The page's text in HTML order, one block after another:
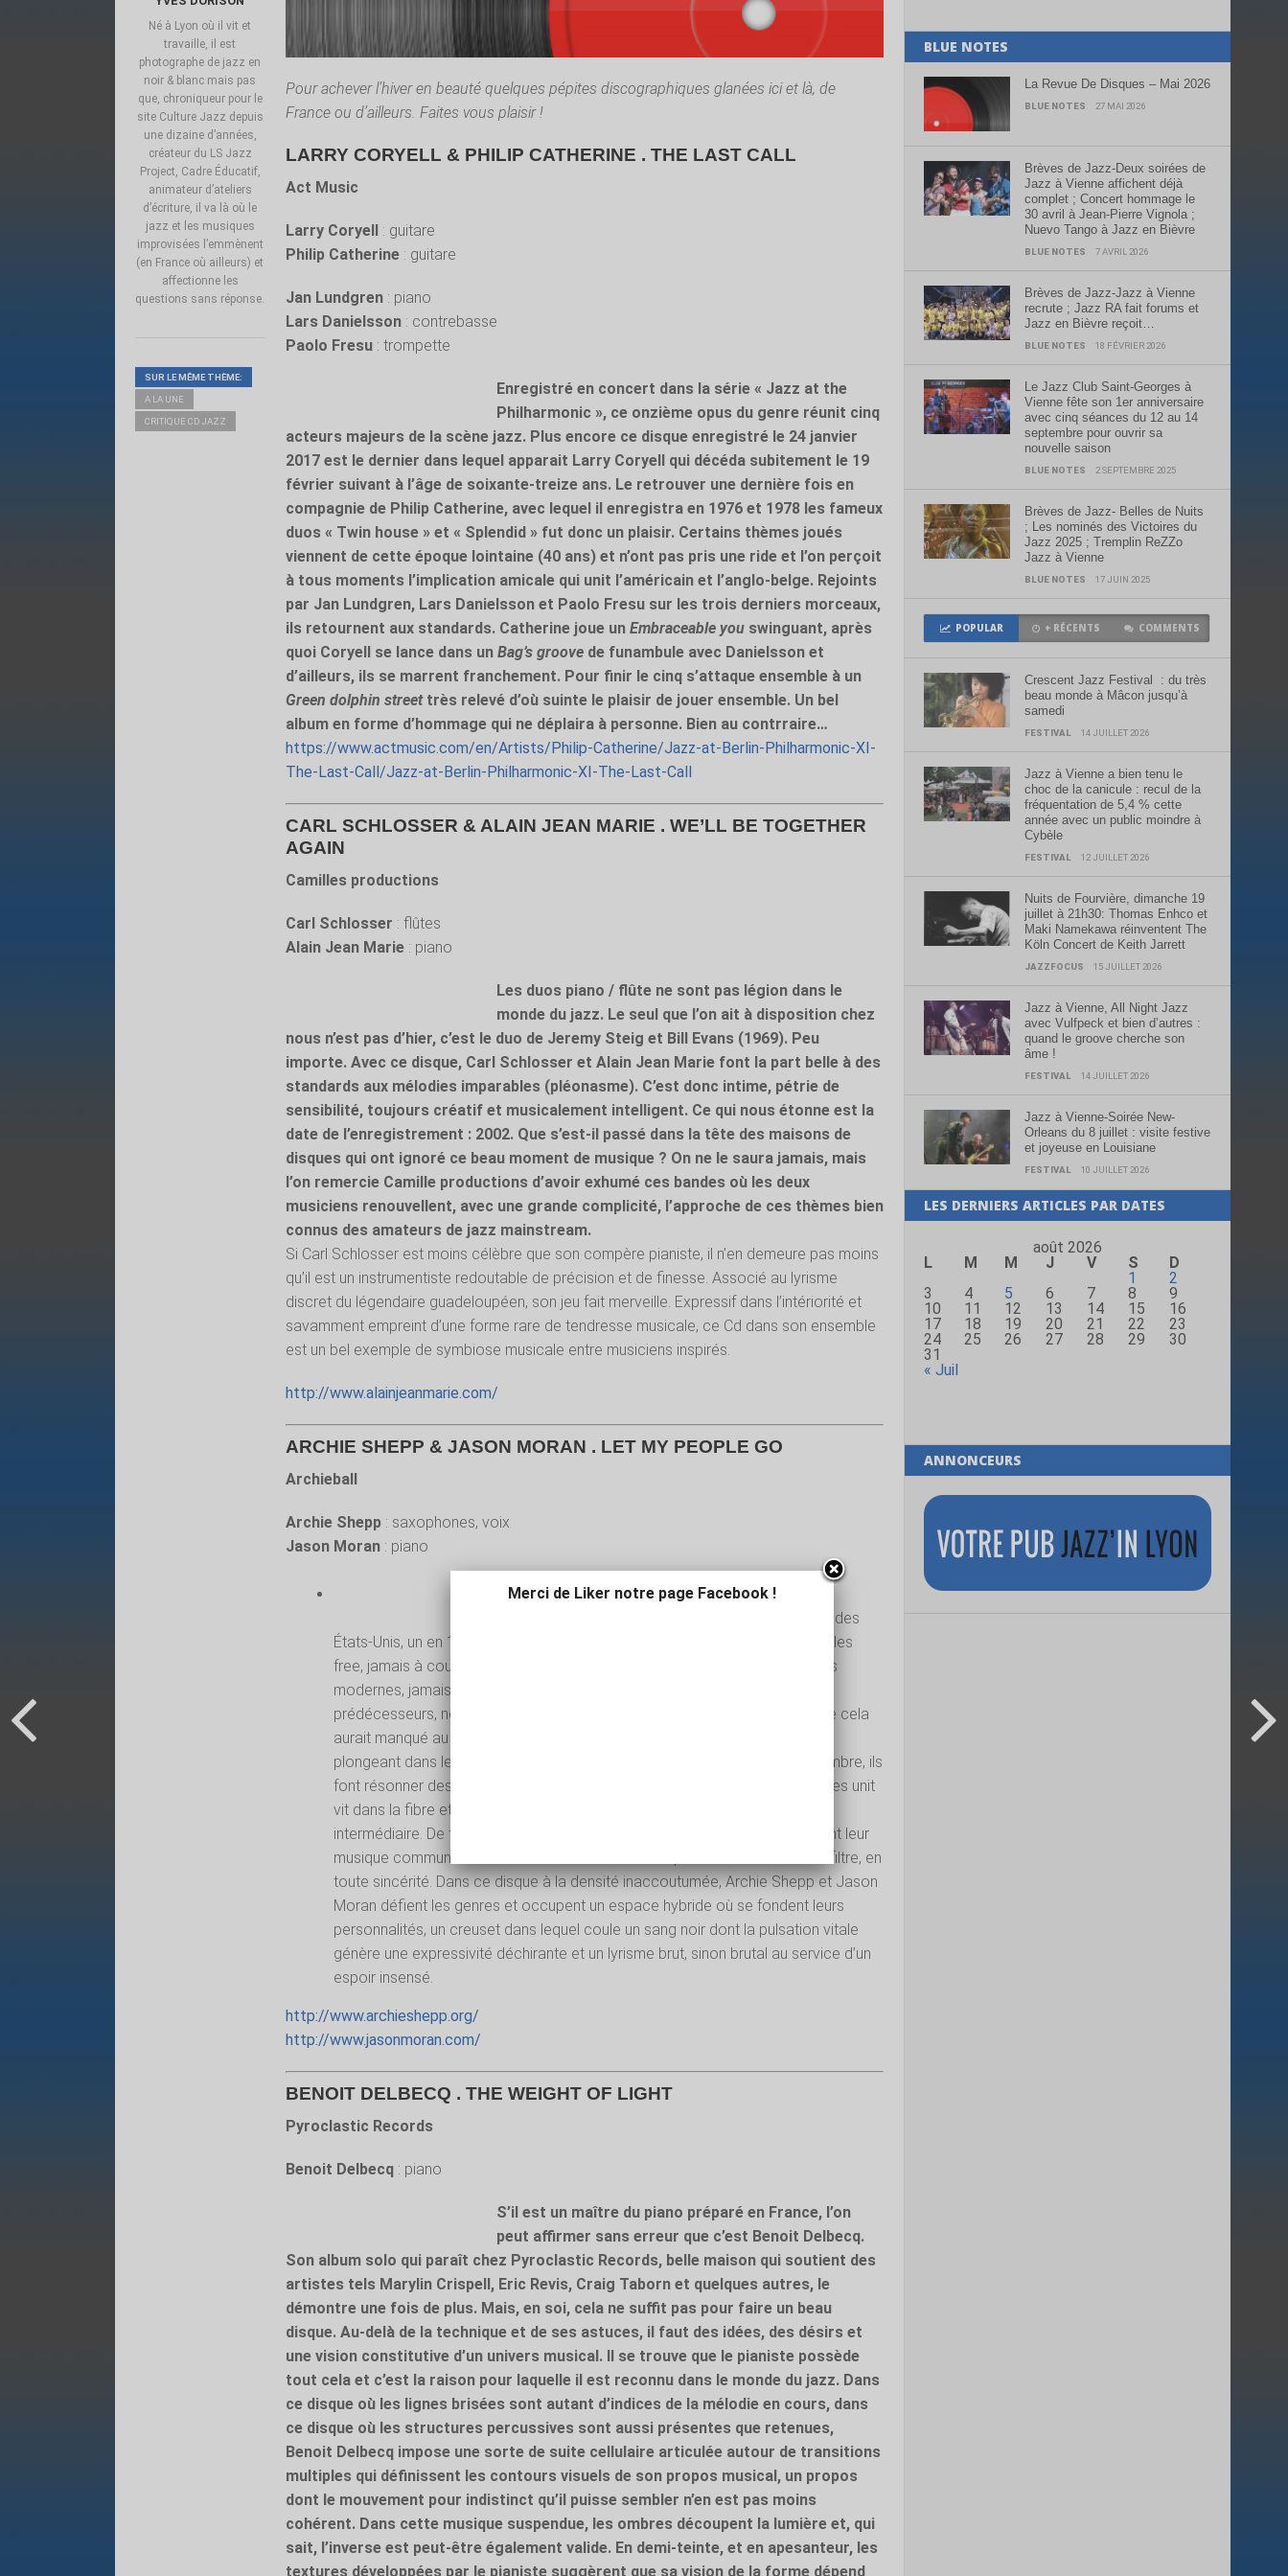
Pour achever l’hiver en beauté quelques pépites discographiques glanées ici et là, de
France ou d’ailleurs. Faites vous plaisir !
LARRY CORYELL & PHILIP CATHERINE . THE LAST CALL
Act Music
Larry Coryell : guitare
Philip Catherine : guitare
Jan Lundgren : piano
Lars Danielsson : contrebasse
Paolo Fresu : trompette
Enregistré en concert dans la série « Jazz at the
Philharmonic », ce onzième opus du genre réunit cinq
acteurs majeurs de la scène jazz. Plus encore ce disque enregistré le 24 janvier
2017 est le dernier dans lequel apparait Larry Coryell qui décéda subitement le 19
février suivant à l’âge de soixante-treize ans. Le retrouver une dernière fois en
compagnie de Philip Catherine, avec lequel il enregistra en 1976 et 1978 les fameux
duos « Twin house » et « Splendid » fut donc un plaisir. Certains thèmes joués
viennent de cette époque lointaine (40 ans) et n’ont pas pris une ride et l’on perçoit
à tous moments l’implication amicale qui unit l’américain et l’anglo-belge. Rejoints
par Jan Lundgren, Lars Danielsson et Paolo Fresu sur les trois derniers morceaux,
ils retournent aux standards. Catherine joue unEmbraceable you swinguant, après
quoi Coryell se lance dans unBag’s groove de funambule avec Danielsson et
d’ailleurs, ils se marrent franchement. Pour finir le cinq s’attaque ensemble à un
Green dolphin streettrès relevé d’où suinte le plaisir de jouer ensemble. Un bel
album en forme d’hommage qui ne déplaira à personne. Bien au contrraire…
https://www.actmusic.com/en/Artists/Philip-Catherine/Jazz-at-Berlin-Philharmonic-XI-
The-Last-Call/Jazz-at-Berlin-Philharmonic-XI-The-Last-Call
CARL SCHLOSSER & ALAIN JEAN MARIE . WE’LL BE TOGETHER
AGAIN
Camilles productions
Carl Schlosser : flûtes
Alain Jean Marie : piano
Les duos piano / flûte ne sont pas légion dans le
monde du jazz. Le seul que l’on ait à disposition chez
nous n’est pas d’hier, c’est le duo de Jeremy Steig et Bill Evans (1969). Peu
importe. Avec ce disque, Carl Schlosser et Alain Jean Marie font la part belle à des
standards aux mélodies imparables (pléonasme). C’est donc intime, pétrie de
sensibilité, toujours créatif et musicalement intelligent. Ce qui nous étonne est la
date de l’enregistrement : 2002. Que s’est-il passé dans la tête des maisons de
disques qui ont ignoré ce beau moment de musique ? On ne le saura jamais, mais
l’on remercie Camille productions d’avoir exhumé ces bandes où les deux
musiciens renouvellent, avec une grande complicité, l’approche de ces thèmes bien
connus des amateurs de jazz mainstream.
Si Carl Schlosser est moins célèbre que son compère pianiste, il n’en demeure pas moins
qu’il est un instrumentiste redoutable de précision et de finesse. Associé au lyrisme
discret du légendaire guadeloupéen, son jeu fait merveille. Expressif dans l’intériorité et
savamment empreint d’une forme rare de tendresse musicale, ce Cd dans son ensemble
est un bel exemple de symbiose musicale entre musiciens inspirés.
http://www.alainjeanmarie.com/
ARCHIE SHEPP & JASON MORAN . LET MY PEOPLE GO
Archieball
Archie Shepp : saxophones, voix
Jason Moran : piano
Archie Shepp et Jason Moran ont un point
commun essentiel ; ils sont nés dans le sud des
États-Unis, un en 1937 et l’autre en 1975. L’ancien, défricheur politique chez les
free, jamais à court d’idées et d’excès, et le jeune, expérimentateur chez les
modernes, jamais à court d’idées innovantes sur la musique de ses
prédécesseurs, ne pouvaient que se rencontrer. Ils ne l’auraient pas fait que cela
aurait manqué au jazz. Aussi éloignés qu’ils paraissent l’un de l’autre, en se
plongeant dans les standards et le negro spiritual, une musique à l’éclat sombre, ils
font résonner des combats toujours en cours et c’est poignant. Le lien qui les unit
vit dans la fibre et la musique qu’ils créent ne peut sortir que de l’âme, sans
intermédiaire. De fait, ils n’ont pas d’âge et les vagues mélodiques qui agitent leur
musique commune sont un continuum d’émotions qu’ils transmettent sans filtre, en
toute sincérité. Dans ce disque à la densité inaccoutumée, Archie Shepp et Jason
Moran défient les genres et occupent un espace hybride où se fondent leurs
personnalités, un creuset dans lequel coule un sang noir dont la pulsation vitale
génère une expressivité déchirante et un lyrisme brut, sinon brutal au service d’un
espoir insensé.
http://www.archieshepp.org/
http://www.jasonmoran.com/
BENOIT DELBECQ . THE WEIGHT OF LIGHT
Pyroclastic Records
Benoit Delbecq : piano
S’il est un maître du piano préparé en France, l’on
peut affirmer sans erreur que c’est Benoit Delbecq.
Son album solo qui paraît chez Pyroclastic Records, belle maison qui soutient des
artistes tels Marylin Crispell, Eric Revis, Craig Taborn et quelques autres, le
démontre une fois de plus. Mais, en soi, cela ne suffit pas pour faire un beau
disque. Au-delà de la technique et de ses astuces, il faut des idées, des désirs et
une vision constitutive d’un univers musical. Il se trouve que le pianiste possède
tout cela et c’est la raison pour laquelle il est reconnu dans le monde du jazz. Dans
ce disque où les lignes brisées sont autant d’indices de la mélodie en cours, dans
ce disque où les structures percussives sont aussi présentes que retenues,
Benoit Delbecq impose une sorte de suite cellulaire articulée autour de transitions
multiples qui définissent les contours visuels de son propos musical, un propos
dont le mouvement pour indistinct qu’il puisse sembler n’en est pas moins
cohérent. Dans cette musique suspendue, les ombres découpent la lumière et, qui
sait, l’inverse est peut-être également valide. En demi-teinte, et en apesanteur, les
textures développées par le pianiste suggèrent que sa vision de la forme dépend
Né à Lyon où il vit et
travaille, il est
photographe de jazz en
noir & blanc mais pas
que, chroniqueur pour le
site Culture Jazz depuis
une dizaine d’années,
créateur du LS Jazz
Project, Cadre Éducatif,
animateur d’ateliers
d’écriture, il va là où le
jazz et les musiques
improvisées l’emmènent
(en France où ailleurs) et
affectionne les
questions sans réponse.
SUR LE MÊME THÈME:
A LA UNE
CRITIQUE CD JAZZ
BLUE NOTES
La Revue De Disques – Mai 2026
BLUE NOTES 27 MAI 2026
Brèves de Jazz-Deux soirées de
Jazz à Vienne affichent déjà
complet ; Concert hommage le
30 avril à Jean-Pierre Vignola ;
Nuevo Tango à Jazz en Bièvre
BLUE NOTES 7 AVRIL 2026
Brèves de Jazz-Jazz à Vienne
recrute ; Jazz RA fait forums et
Jazz en Bièvre reçoit…
BLUE NOTES 18 FÉVRIER 2026
Le Jazz Club Saint-Georges à
Vienne fête son 1er anniversaire
avec cinq séances du 12 au 14
septembre pour ouvrir sa
nouvelle saison
BLUE NOTES 2 SEPTEMBRE 2025
Brèves de Jazz- Belles de Nuits
; Les nominés des Victoires du
Jazz 2025 ; Tremplin ReZZo
Jazz à Vienne
BLUE NOTES 17 JUIN 2025
POPULAR + RÉCENTS COMMENTS
Crescent Jazz Festival : du très
beau monde à Mâcon jusqu’à
samedi
FESTIVAL 14 JUILLET 2026
Jazz à Vienne a bien tenu le
choc de la canicule : recul de la
fréquentation de 5,4 % cette
année avec un public moindre à
Cybèle
FESTIVAL 12 JUILLET 2026
Nuits de Fourvière, dimanche 19
juillet à 21h30: Thomas Enhco et
Maki Namekawa réinventent The
Köln Concert de Keith Jarrett
JAZZFOCUS 15 JUILLET 2026
Jazz à Vienne, All Night Jazz
avec Vulfpeck et bien d’autres :
quand le groove cherche son
âme !
FESTIVAL 14 JUILLET 2026
Jazz à Vienne-Soirée New-
Orleans du 8 juillet : visite festive
et joyeuse en Louisiane
FESTIVAL 10 JUILLET 2026
LES DERNIERS ARTICLES PAR DATES
août 2026
L
M M J V S
D
1
2
3
4 5 6 7 8
9
10
11 12 13 14 15
16
17
18 19 20 21 22
23
24
25 26 27 28 29
30
31
« Juil
ANNONCEURS
Merci de Liker notre page Facebook !